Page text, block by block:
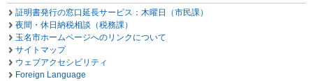
証明書発行の窓口延長サービス：木曜日（市民課）
夜間・休日納税相談（税務課）
玉名市ホームページへのリンクについて
サイトマップ
ウェブアクセシビリティ
Foreign Language